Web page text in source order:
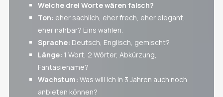
Welche drei Worte wären falsch?
Ton: eher sachlich, eher frech, eher elegant,
eher nahbar? Eins wählen.
Sprache: Deutsch, Englisch, gemischt?
Länge: 1 Wort, 2 Wörter, Abkürzung,
Fantasiename?
Wachstum: Was will ich in 3 Jahren auch noch
anbieten können?